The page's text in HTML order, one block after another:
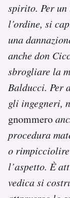
spirito. Per un
l’ordine, si
una
anche don
sbrogliare la
Balducci. Per
gli ingegneri,
gnommero
procedura
o rimpicciolire
l’aspetto. È
vedica si